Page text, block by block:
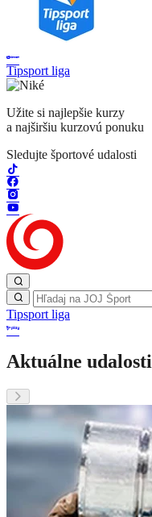
Tipsport liga
Užite si najlepšie kurzy
a najširšiu kurzovú ponuku
Sledujte športové udalosti
Tipsport liga
Aktuálne udalosti